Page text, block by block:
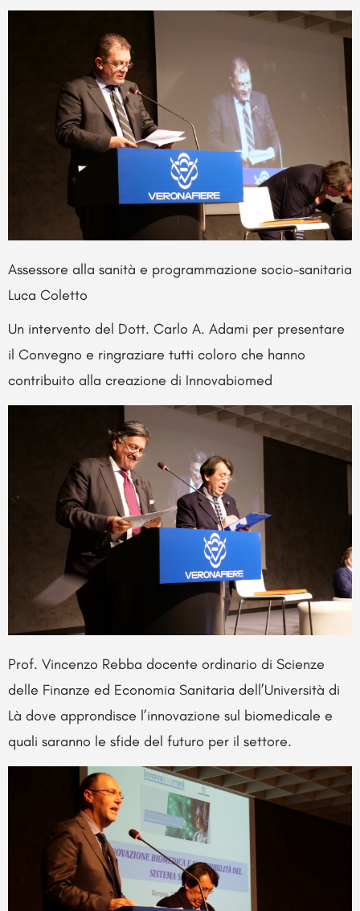
Assessore alla sanità e programmazione socio-sanitaria
Luca Coletto
Un intervento del Dott. Carlo A. Adami per presentare
il Convegno e ringraziare tutti coloro che hanno
contribuito alla creazione di Innovabiomed
Prof. Vincenzo Rebba docente ordinario di Scienze
delle Finanze ed Economia Sanitaria dell’Università di
Là dove approndisce l’innovazione sul biomedicale e
quali saranno le sfide del futuro per il settore.